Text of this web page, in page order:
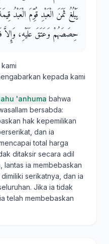
يَبْلُغُ ثَمَنَ الْعَبْدِ قُوِّمَ
حِصَصَهُمْ وَعَتَقَ عَلَيْهِ،
kepada kami
'anhuma bahwa
bersabda:
hak kepemilikan
dan ia
total harga
ditaksir secara adil
ia membebaskan
serikatnya, dan ia
Jika ia tidak
telah membebaskan